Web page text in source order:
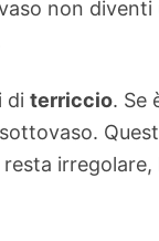
non
di terriccio. Se
irregolare,